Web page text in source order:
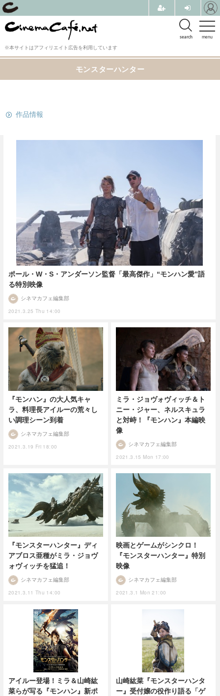
menu
search
※本サイトはアフィリエイト広告を利用しています
モンスターハンター
作品情報
ポール・W・S・アンダーソン監督「最高傑作」“モンハン愛”語
る特別映像
2021.3.25 Thu 14:00
シネマカフェ編集部
『モンハン』の大人気キャ
ラ、料理長アイルーの荒々し
い調理シーン到着
2021.3.19 Fri 18:00
シネマカフェ編集部
ミラ・ジョヴォヴィッチ＆ト
ニー・ジャー、ネルスキュラ
と対峙！『モンハン』本編映
像
2021.3.15 Mon 17:00
シネマカフェ編集部
『モンスターハンター』ディ
アブロス亜種がミラ・ジョヴ
ォヴィッチを猛追！
2021.3.11 Thu 14:00
シネマカフェ編集部
映画とゲームがシンクロ！
『モンスターハンター』特別
映像
2021.3.1 Mon 21:00
シネマカフェ編集部
アイルー登場！ミラ＆山崎紘
菜らが写る『モンハン』新ポ
山崎紘菜『モンスターハンタ
ー』受付嬢の役作り語る「ゲ